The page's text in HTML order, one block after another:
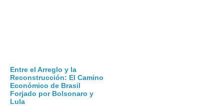
Entre el Arreglo y la
Reconstrucción: El Camino
Económico de Brasil
Forjado por Bolsonaro y
Lula